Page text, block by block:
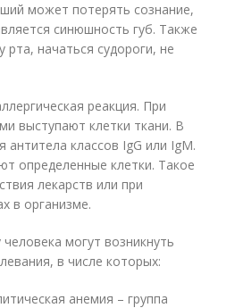
может потерять сознание,
синюшность губ. Также
начаться судороги, не
реакция. При
выступают клетки ткани. В
антитела классов IgG или IgM.
определенные клетки. Такое
лекарств или при
в организме.
могут возникнуть
в числе которых:
анемия – группа